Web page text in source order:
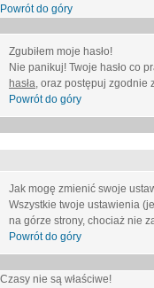
Powrót do góry
Zgubiłem moje hasło!
Nie panikuj! Twoje hasło co
hasła, oraz postępuj zgodnie
Powrót do góry
Jak mogę zmienić swoje
Wszystkie twoje ustawienia
na górze strony, chociaż nie
Powrót do góry
Czasy nie są właściwe!